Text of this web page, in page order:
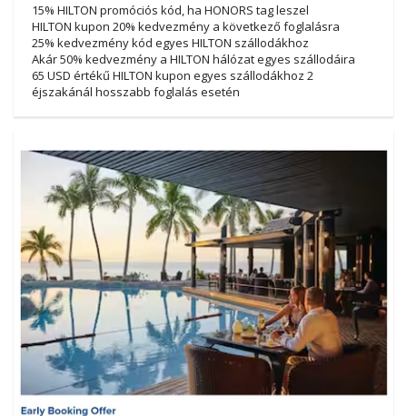
15% HILTON promóciós kód, ha HONORS tag leszel
HILTON kupon 20% kedvezmény a következő foglalásra
25% kedvezmény kód egyes HILTON szállodákhoz
Akár 50% kedvezmény a HILTON hálózat egyes szállodáira
65 USD értékű HILTON kupon egyes szállodákhoz 2
éjszakánál hosszabb foglalás esetén